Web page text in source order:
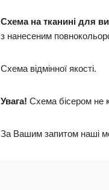
Схема на тканині для
з нанесеним
Схема відмінної якості.
Увага! Схема бісером не
За Вашим запитом наші